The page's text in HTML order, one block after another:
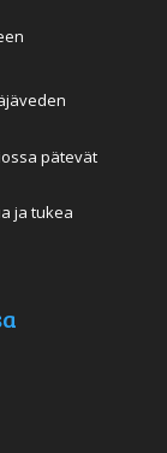
pätevät
ja tukea